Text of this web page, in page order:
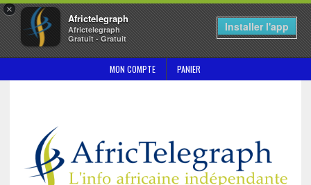
×
Africtelegraph
Africtelegraph
Gratuit - Gratuit
Installer l'app
MON COMPTE PANIER